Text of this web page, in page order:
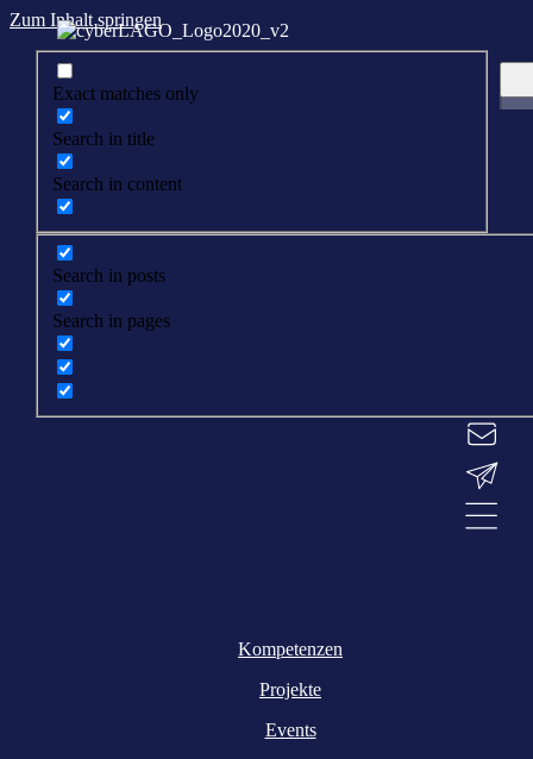
Zum Inhalt springen
Exact matches only
Search in title
Search in content
Search in posts
Search in pages
Kompetenzen
Projekte
Events